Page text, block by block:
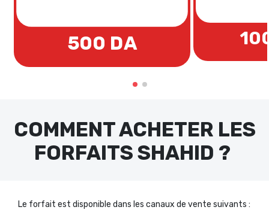
500 DA
COMMENT ACHETER LES
FORFAITS SHAHID ?
Le forfait est disponible dans les canaux de vente suivants :